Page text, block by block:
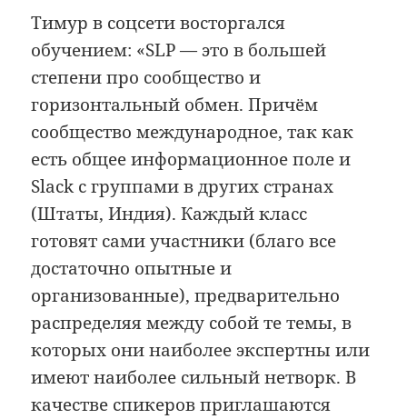
Тимур в соцсети восторгался
обучением: «SLP — это в большей
степени про сообщество и
горизонтальный обмен. Причём
сообщество международное, так как
есть общее информационное поле и
Slack с группами в других странах
(Штаты, Индия). Каждый класс
готовят сами участники (благо все
достаточно опытные и
организованные), предварительно
распределяя между собой те темы, в
которых они наиболее экспертны или
имеют наиболее сильный нетворк. В
качестве спикеров приглашаются